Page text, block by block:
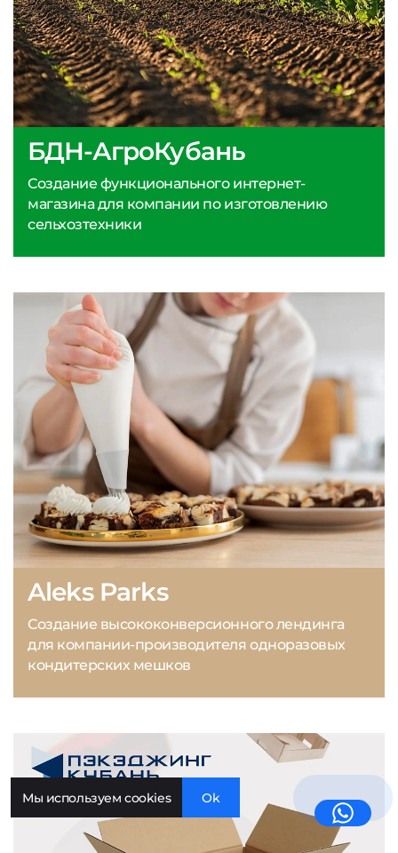
Aleks Parks
Создание высококонверсионного лендинга
для компании-производителя одноразовых
кондитерских мешков
БДН-АгроКубань
Создание функционального интернет-
магазина для компании по изготовлению
сельхозтехники
Мы используем cookies Ok